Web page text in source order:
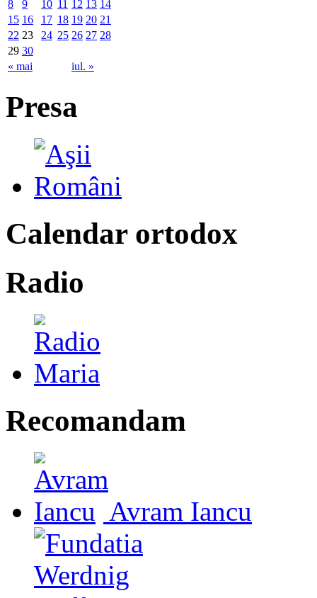
« mai iul. »
8 9 10 11 12 13 14
15 16 17 18 19 20 21
22 23 24 25 26 27 28
29 30
Presa
Calendar ortodox
Radio
Recomandam
Avram Iancu